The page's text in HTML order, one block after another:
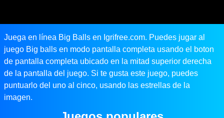
Juega en línea Big Balls en Igrifree.com. Puedes jugar al
juego Big balls en modo pantalla completa usando el boton
de pantalla completa ubicado en la mitad superior derecha
de la pantalla del juego. Si te gusta este juego, puedes
puntuarlo del uno al cinco, usando las estrellas de la
imagen.